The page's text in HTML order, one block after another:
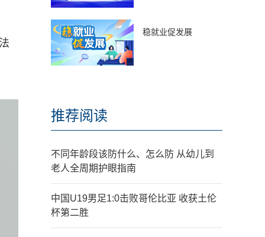
稳就业促发展
推荐阅读
不同年龄段该防什么、怎么防 从幼儿到
老人全周期护眼指南
中国U19男足1:0击败哥伦比亚 收获土伦
杯第二胜